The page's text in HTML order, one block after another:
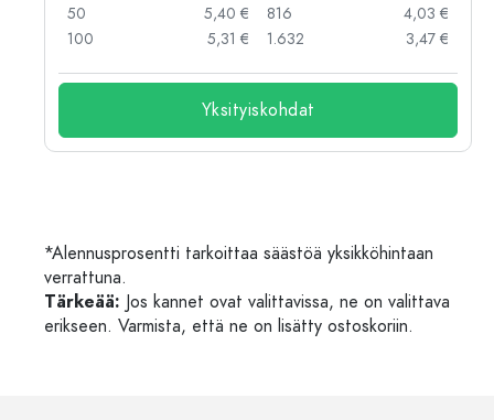
50
5,40 €
100
5,31 €
816
4,03 €
1.632
3,47 €
Yksityiskohdat
*Alennusprosentti tarkoittaa säästöä yksikköhintaan
verrattuna.
Tärkeää: Jos kannet ovat valittavissa, ne on valittava
erikseen. Varmista, että ne on lisätty ostoskoriin.